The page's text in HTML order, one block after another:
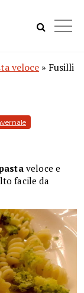
veloce » Fusilli
veloce e
facile da